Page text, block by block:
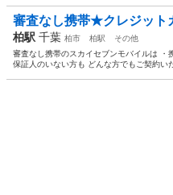
審査なし携帯★クレジッ
柏駅 千葉 柏市 柏駅
その他
審査なし携帯のスカイセブンモバイルは ・
保証人のいない方も どんな方でもご契約い